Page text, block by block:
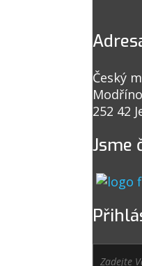
Český
252 42
Jsme